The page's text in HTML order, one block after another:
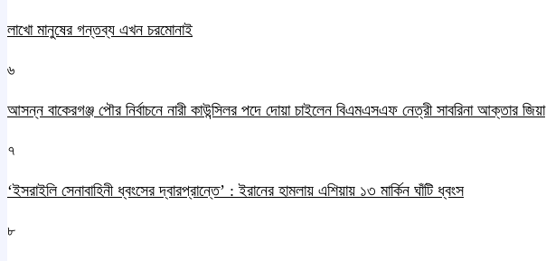
লাখো মানুষের গন্তব্য এখন চরমোনাই
৬
আসন্ন বাকেরগঞ্জ পৌর নির্বাচনে নারী কাউন্সিলর পদে দোয়া চাইলেন বিএমএসএফ নেত্রী সাবরিনা আক্তার জিয়া
৭
‘ইসরাইলি সেনাবাহিনী ধ্বংসের দ্বারপ্রান্তে’ : ইরানের হামলায় এশিয়ায় ১৩ মার্কিন ঘাঁটি ধ্বংস
৮